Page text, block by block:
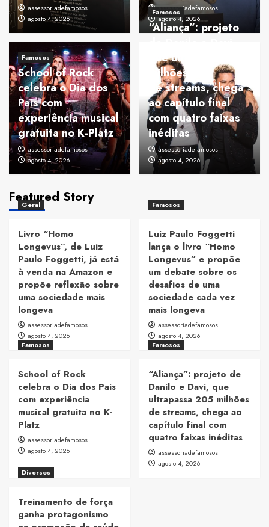
assessoriadefamosos
agosto 4, 2026
assessoriadefamosos
agosto 4, 2026
Famosos
School of Rock
celebra o Dia dos
Pais com
experiência musical
gratuita no K-Platz
assessoriadefamosos
agosto 4, 2026
Famosos
“Aliança”: projeto
que ultrapassa 205
milhões
de streams, chega
ao capítulo final
com quatro faixas
inéditas
assessoriadefamosos
agosto 4, 2026
Featured Story
Geral
Livro “Homo
Longevus”, de Luiz
Paulo Foggetti, já está
à venda na Amazon e
propõe reflexão sobre
uma sociedade mais
longeva
assessoriadefamosos
agosto 4, 2026
Famosos
Luiz Paulo Foggetti
lança o livro “Homo
Longevus” e propõe
um debate sobre os
desafios de uma
sociedade cada vez
mais longeva
assessoriadefamosos
agosto 4, 2026
Famosos
School of Rock
celebra o Dia dos Pais
com experiência
musical gratuita no K-
Platz
assessoriadefamosos
agosto 4, 2026
Famosos
“Aliança”: projeto de
Danilo e Davi, que
ultrapassa 205 milhões
de streams, chega ao
capítulo final com
quatro faixas inéditas
assessoriadefamosos
agosto 4, 2026
Diversos
Treinamento de força
ganha protagonismo